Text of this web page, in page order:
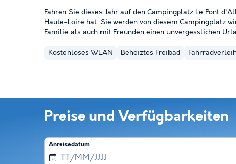
Fahren Sie dieses Jahr auf den Campingplatz Le Pont
Haute-Loire hat. Sie werden von diesem Campingplatz
Familie als auch mit Freunden einen unvergesslichen
Kostenloses WLAN Beheiztes Freibad
Preise und Verfügbarkeiten
Anreisedatum